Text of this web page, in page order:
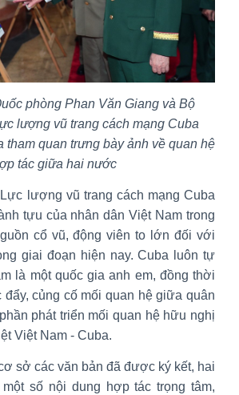
phòng Phan Văn Giang và Bộ
lượng vũ trang cách mạng Cuba
tham quan trưng bày ảnh về quan hệ
tác giữa hai nước
lượng vũ trang cách mạng Cuba
tựu của nhân dân Việt Nam trong
cổ vũ, động viên to lớn đối với
giai đoạn hiện nay. Cuba luôn tự
là một quốc gia anh em, đồng thời
đẩy, củng cố mối quan hệ giữa quân
phát triển mối quan hệ hữu nghị
Việt Nam - Cuba.
sở các văn bản đã được ký kết, hai
số nội dung hợp tác trọng tâm,